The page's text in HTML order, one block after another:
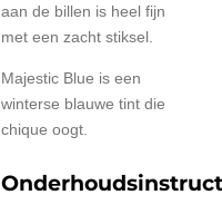
aan de billen is heel fijn
met een zacht stiksel.
Majestic Blue is een
winterse blauwe tint die
chique oogt.